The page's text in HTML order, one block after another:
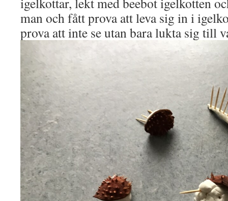
man och fått prova att leva sig in i
prova att inte se utan bara lukta sig till